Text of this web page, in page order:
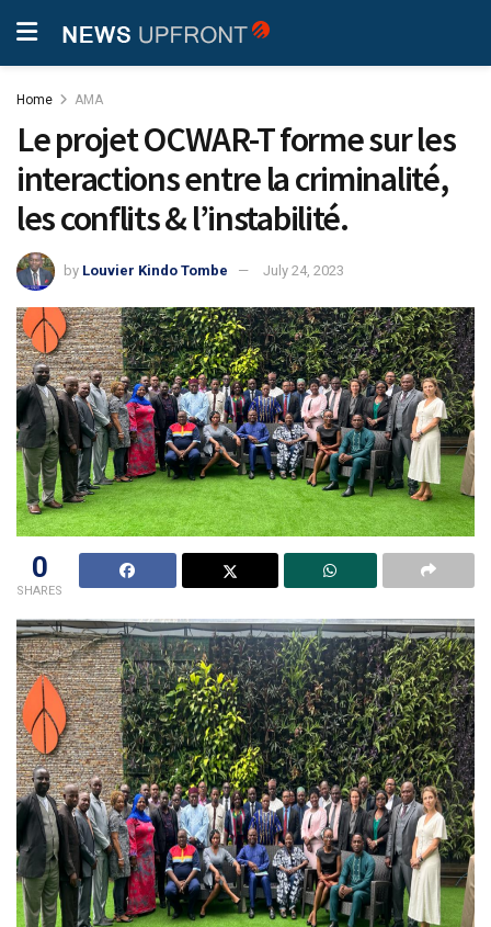
Home AMA
Le projet OCWAR-T forme sur les
interactions entre la criminalité,
les conflits & l’instabilité.
by Louvier Kindo Tombe July 24, 2023
0
SHARES